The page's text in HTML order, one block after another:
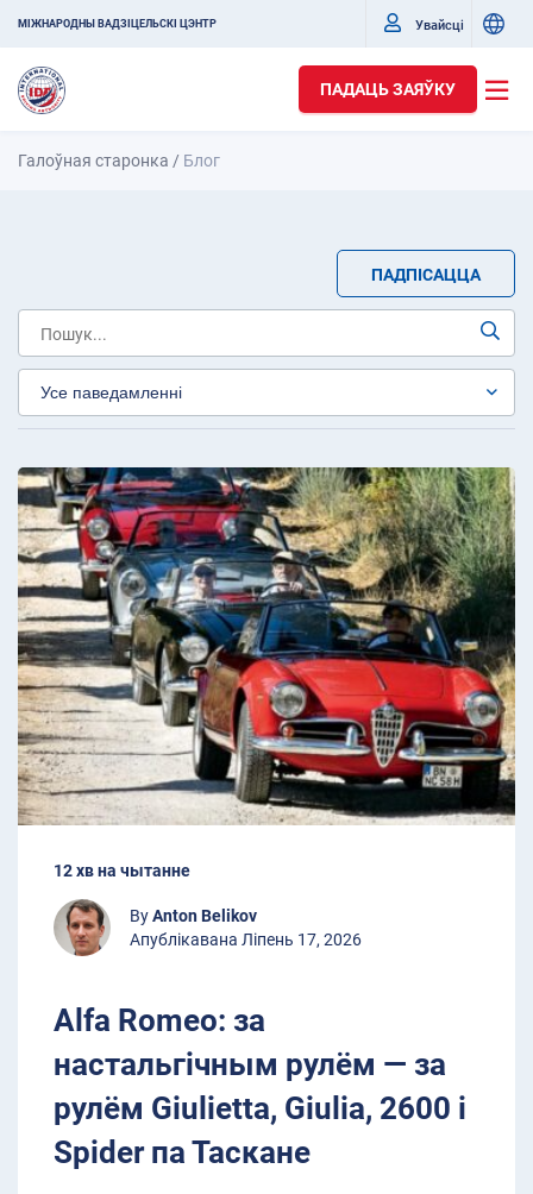
МІЖНАРОДНЫ ВАДЗІЦЕЛЬСКІ ЦЭНТР Увайсці
ПАДАЦЬ ЗАЯЎКУ
Галоўная старонка / Блог
ПАДПІСАЦЦА
12 хв на чытанне
ByAnton Belikov
Апублікавана Ліпень 17, 2026
Alfa Romeo: за
настальгічным рулём — за
рулём Giulietta, Giulia, 2600 і
Spider па Таскане